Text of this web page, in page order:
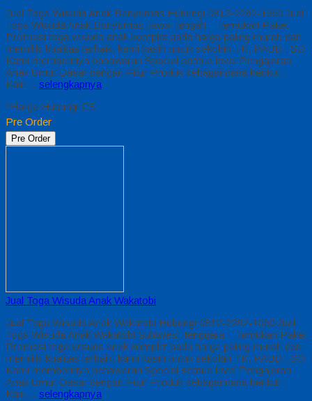
Jual Toga Wisuda Anak Banyumas Hubungi 0812-2282-1060 Jual
Toga Wisuda Anak Banyumas Jawa Tengah – Temukan Paket
Promosi toga wisuda anak komplet pada harga paling murah dan
memiliki kualitas terbaik, kami kasih untuk sekolah TK, PAUD , SD
Kami memberinya penawaran Special semua level Pengajaran
Anak Umur Dasar dengan Fitur Produk sebagaimana berikut :
Kain… selengkapnya
*Harga Hubungi CS
Pre Order
Pre Order
Jual Toga Wisuda Anak Wakatobi
Jual Toga Wisuda Anak Wakatobi Hubungi 0812-2282-1060 Jual
Toga Wisuda Anak Wakatobi Sulawesi Tenggara – Temukan Paket
Promosi toga wisuda anak komplet pada harga paling murah dan
memiliki kualitas terbaik, kami kasih untuk sekolah TK, PAUD , SD
Kami memberinya penawaran Special semua level Pengajaran
Anak Umur Dasar dengan Fitur Produk sebagaimana berikut :
Kain… selengkapnya